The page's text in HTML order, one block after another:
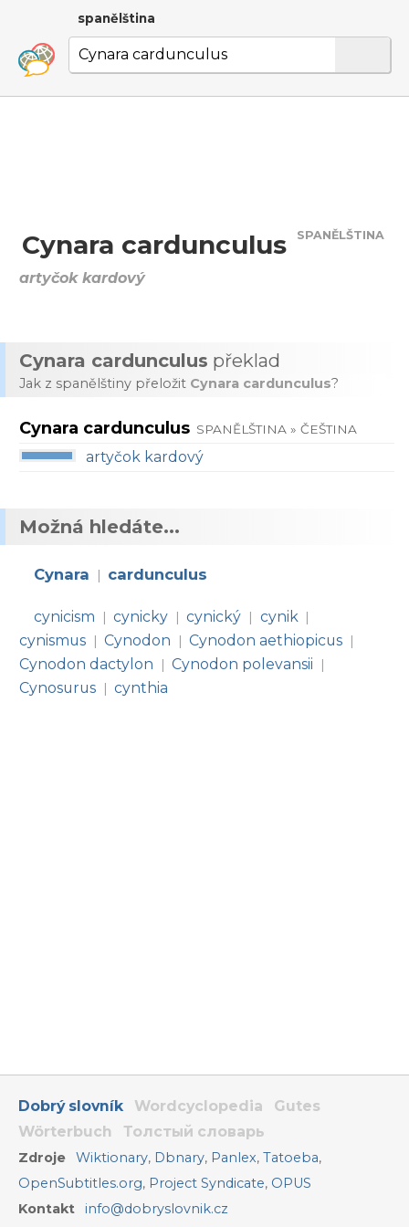
spanělština
Cynara cardunculus SPANĚLŠTINA
artyčok kardový
Cynara cardunculus překlad
Jak z spanělštiny přeložit Cynara cardunculus?
Cynara cardunculus SPANĚLŠTINA » ČEŠTINA
artyčok kardový
Možná hledáte...
Cynara | cardunculus
cynicism | cynicky | cynický | cynik |
cynismus | Cynodon | Cynodon aethiopicus |
Cynodon dactylon | Cynodon polevansii |
Cynosurus | cynthia
Dobrý slovník Wordcyclopedia
Gutes
Wörterbuch
Толстый словарь
Zdroje Wiktionary, Dbnary, Panlex,Tatoeba,
OpenSubtitles.org, Project Syndicate, OPUS
Kontakt
info@dobryslovnik.cz